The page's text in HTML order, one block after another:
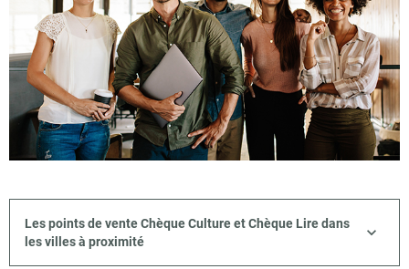
Les points de vente Chèque Culture et Chèque Lire dans
les villes à proximité